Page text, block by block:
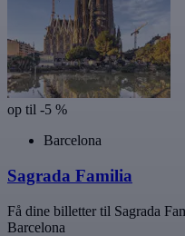
op til -5 %
Barcelona
Sagrada Familia
Få dine billetter til Sagrada
Barcelona